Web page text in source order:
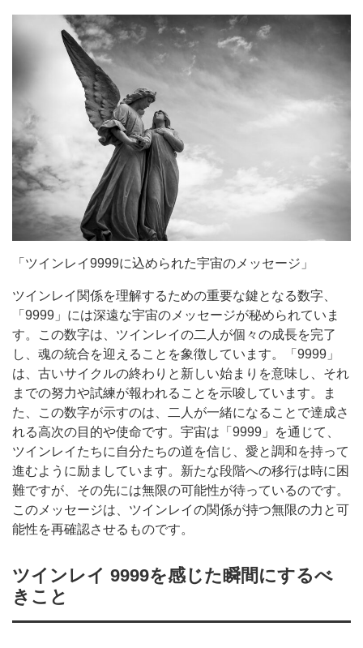
「ツインレイ9999に込められた宇宙のメッセージ」
ツインレイ関係を理解するための重要な鍵となる数字、
「9999」には深遠な宇宙のメッセージが秘められていま
す。この数字は、ツインレイの二人が個々の成長を完了
し、魂の統合を迎えることを象徴しています。「9999」
は、古いサイクルの終わりと新しい始まりを意味し、それ
までの努力や試練が報われることを示唆しています。ま
た、この数字が示すのは、二人が一緒になることで達成さ
れる高次の目的や使命です。宇宙は「9999」を通じて、
ツインレイたちに自分たちの道を信じ、愛と調和を持って
進むように励ましています。新たな段階への移行は時に困
難ですが、その先には無限の可能性が待っているのです。
このメッセージは、ツインレイの関係が持つ無限の力と可
能性を再確認させるものです。
ツインレイ 9999を感じた瞬間にするべ
きこと